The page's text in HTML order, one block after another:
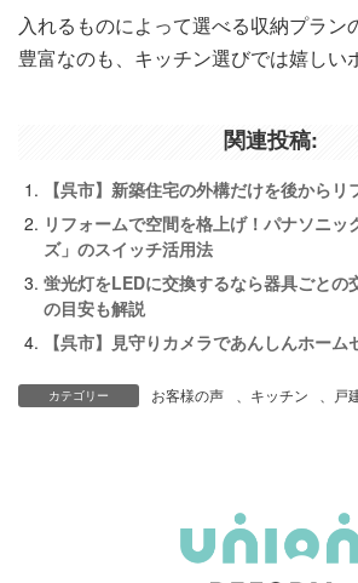
入れるものによって選べる収納プラン
豊富なのも、キッチン選びでは嬉しい
関連投稿:
【呉市】新築住宅の外構だけを後からリ
リフォームで空間を格上げ！パナソニッ
ズ」のスイッチ活用法
蛍光灯をLEDに交換するなら器具ごとの
の目安も解説
【呉市】見守りカメラであんしんホーム
カテゴリー お客様の声 キッチン 戸